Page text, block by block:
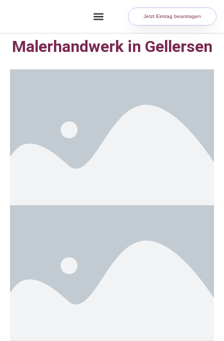
Jetzt Eintrag beantragen
Malerhandwerk in Gellersen